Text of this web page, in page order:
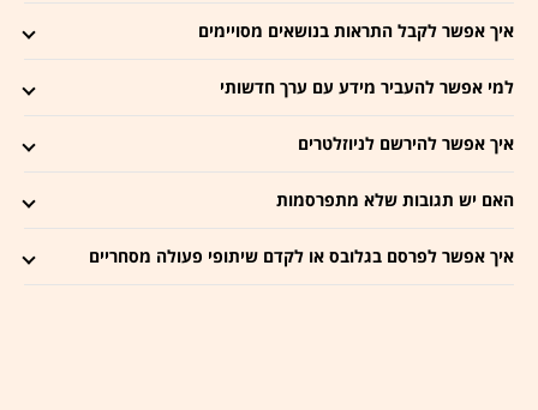
איך אפשר לקבל התראות בנושאים מסויימים
למי אפשר להעביר מידע עם ערך חדשותי
איך אפשר להירשם לניוזלטרים
האם יש תגובות שלא מתפרסמות
איך אפשר לפרסם בגלובס או לקדם שיתופי פעולה מסחריים